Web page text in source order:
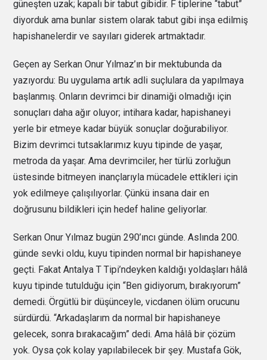
güneşten uzak; kapalı bir tabut gibidir. F tiplerine “tabut”
diyorduk ama bunlar sistem olarak tabut gibi inşa edilmiş
hapishanelerdir ve sayıları giderek artmaktadır.
Geçen ay Serkan Onur Yılmaz’ın bir mektubunda da
yazıyordu: Bu uygulama artık adli suçlulara da yapılmaya
başlanmış. Onların devrimci bir dinamiği olmadığı için
sonuçları daha ağır oluyor; intihara kadar, hapishaneyi
yerle bir etmeye kadar büyük sonuçlar doğurabiliyor.
Bizim devrimci tutsaklarımız kuyu tipinde de yaşar,
metroda da yaşar. Ama devrimciler, her türlü zorluğun
üstesinde bitmeyen inançlarıyla mücadele ettikleri için
yok edilmeye çalışılıyorlar. Çünkü insana dair en
doğrusunu bildikleri için hedef haline geliyorlar.
Serkan Onur Yılmaz bugün 290’ıncı günde. Aslında 200.
günde sevki oldu, kuyu tipinden normal bir hapishaneye
geçti. Fakat Antalya T Tipi’ndeyken kaldığı yoldaşları hâlâ
kuyu tipinde tutulduğu için “Ben gidiyorum, bırakıyorum”
demedi. Örgütlü bir düşünceyle, vicdanen ölüm orucunu
sürdürdü. “Arkadaşlarım da normal bir hapishaneye
gelecek, sonra bırakacağım” dedi. Ama hâlâ bir çözüm
yok. Oysa çok kolay yapılabilecek bir şey. Mustafa Gök,